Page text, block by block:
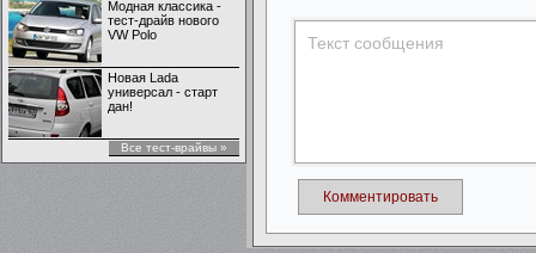
тест Mitsubishi Lancer
X
Модная классика -
тест-драйв нового
VW Polo
Новая Lada
универсал - старт
дан!
Все тест-врайвы »
Комментировать